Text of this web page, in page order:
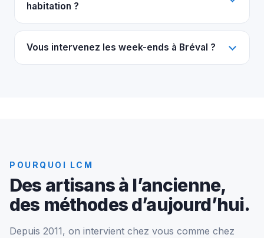
habitation ?
Vous intervenez les week-ends à Bréval ?
POURQUOI LCM
Des artisans à l’ancienne,
des méthodes d’aujourd’hui.
Depuis 2011, on intervient chez vous comme chez